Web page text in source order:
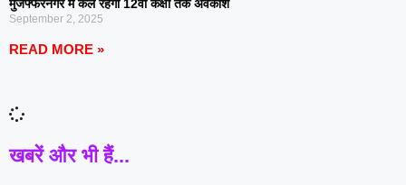
मुजफ्फरनगर में कल रहेगा 12वीं कक्षा तक अवकाश
September 2, 2025
READ MORE »
खबरें और भी हैं...